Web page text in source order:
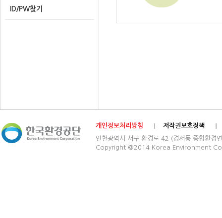
ID/PW찾기
개인정보처리방침
저작권보호정책
인천광역시 서구 환경로 42 (경서동 종합
Copyright @2014 Korea Environment